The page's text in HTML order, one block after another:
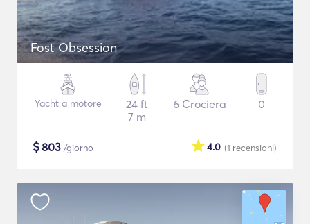
Fost Obsession
Yacht a motore
24 ft
7 m
6 Crociera 0
$803 /giorno (1 recensioni)
4.0